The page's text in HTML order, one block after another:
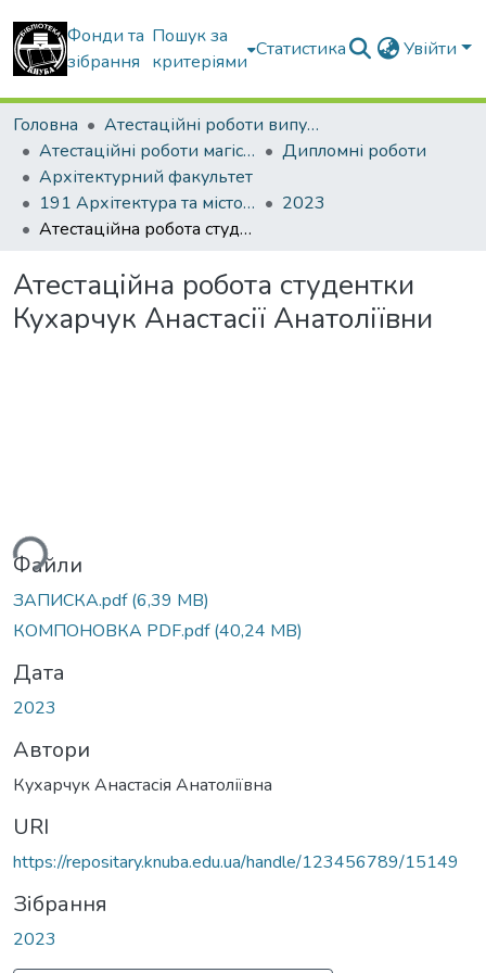
Фонди та
зібрання
Пошук за
критеріями
Статистика Увійти
Головна
Атестаційні роботи випускників
Атестаційні роботи магістрів
Дипломні роботи
Архітектурний факультет
191 Архітектура та містобудування. Архітектура будівель і споруд
2023
Атестаційна робота студентки Кухарчук Анастасії Анатоліївни
Атестаційна робота студентки
Кухарчук Анастасії Анатоліївни
Файли
ЗАПИСКА.pdf(6,39 MB)
КОМПОНОВКА PDF.pdf(40,24 MB)
Дата
2023
Автори
Кухарчук Анастасія Анатоліївна
URI
https://repositary.knuba.edu.ua/handle/123456789/15149
Зібрання
2023